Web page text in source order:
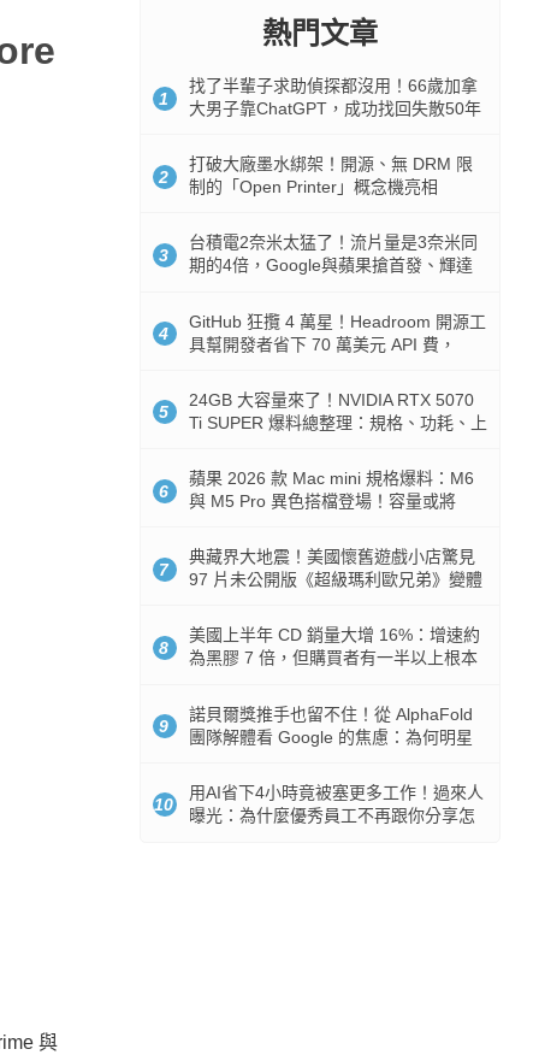
與
熱門文章
1
找了半輩子求助偵探都沒用！66歲加拿
大男子靠ChatGPT，成功找回失散50年
2
打破大廠墨水綁架！開源、無 DRM 限
制的「Open Printer」概念機亮相
3
台積電2奈米太猛了！流片量是3奈米同
期的4倍，Google與蘋果搶首發、輝達
4
GitHub 狂攬 4 萬星！Headroom 開源工
具幫開發者省下 70 萬美元 API 費，
5
24GB 大容量來了！NVIDIA RTX 5070
Ti SUPER 爆料總整理：規格、功耗、上
6
蘋果 2026 款 Mac mini 規格爆料：M6
與 M5 Pro 異色搭檔登場！容量或將
7
典藏界大地震！美國懷舊遊戲小店驚見
97 片未公開版《超級瑪利歐兄弟》變體
8
美國上半年 CD 銷量大增 16%：增速約
為黑膠 7 倍，但購買者有一半以上根本
9
諾貝爾獎推手也留不住！從 AlphaFold
團隊解體看 Google 的焦慮：為何明星
10
用AI省下4小時竟被塞更多工作！過來人
曝光：為什麼優秀員工不再跟你分享怎